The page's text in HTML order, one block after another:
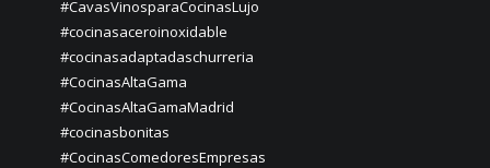
#CavasVinosparaCocinasLujo
#cocinasaceroinoxidable
#cocinasadaptadaschurreria
#CocinasAltaGama
#CocinasAltaGamaMadrid
#cocinasbonitas
#CocinasComedoresEmpresas